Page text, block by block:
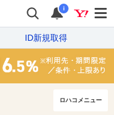
i
ID新規取得
ロハコメニュー